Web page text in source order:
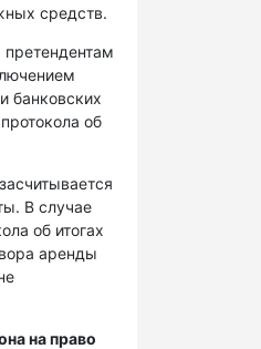
средств.
банковских
об
В случае
об итогах
аренды
на право